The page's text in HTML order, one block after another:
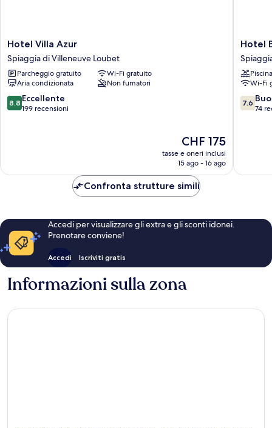
Hotel
Villa
Azur
Spiaggia
di
Villeneuve
Loubet
Hotel Villa Azur
Spiaggia di Villeneuve Loubet
Parcheggio gratuito
Wi-Fi gratuito
Aria condizionata
Non fumatori
8.8
su
8.8 Eccellente
199 recensioni
Il
prezzo
attuale
CHF 175
CHF 175
tasse e oneri inclusi
15 ago - 16 ago
Hotel
Bahia
di
Loubet
Hotel
Piscina
Wi-Fi
7.6
su
7.6
74
Confronta strutture simili
Accedi per visualizzare gli extra e gli sconti idonei.
Prenotare conviene!
Accedi Iscriviti gratis
Informazioni sulla zona